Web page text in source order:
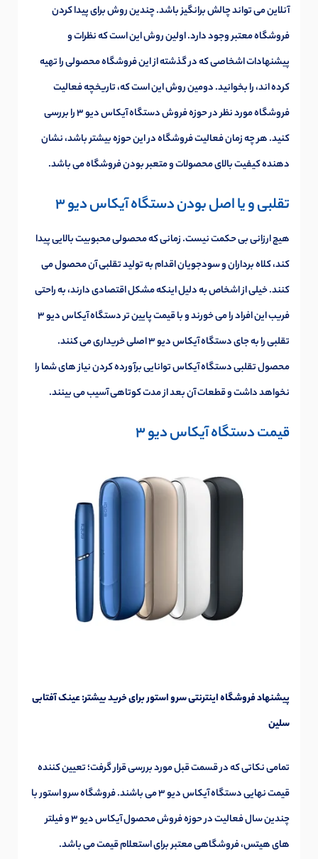
آنلاین می تواند چالش برانگیز باشد. چندین روش برای پیدا کردن
فروشگاه معتبر وجود دارد. اولین روش این است که نظرات و
پیشنهادات اشخاصی که در گذشته از این فروشگاه محصولی را تهیه
کرده اند، را بخوانید. دومین روش این است که، تاریخچه فعالیت
فروشگاه مورد نظر در حوزه فروش دستگاه آیکاس دیو 3 را بررسی
کنید. هر چه زمان فعالیت فروشگاه در این حوزه بیشتر باشد، نشان
دهنده کیفیت بالای محصولات و متعبر بودن فروشگاه می باشد.
تقلبی و یا اصل بودندستگاه آیکاس دیو 3
هیچ ارزانی بی حکمت نیست. زمانی که محصولی محبوبیت بالایی پیدا
کند، کلاه برداران و سودجویان اقدام به تولید تقلبی آن محصول می
کنند. خیلی از اشخاص به دلیل اینکه مشکل اقتصادی دارند، به راحتی
فریب این افراد را می خورند و با قیمت پایین تر دستگاه آیکاس دیو 3
تقلبی را به جای دستگاه آیکاس دیو 3 اصلی خریداری می کنند.
محصول تقلبی دستگاه آیکاس توانایی برآورده کردن نیاز های شما را
نخواهد داشت و قطعات آن بعد از مدت کوتاهی آسیب می بینند.
قیمت دستگاه آیکاس دیو 3
پیشنهاد فروشگاه اینترنتی سرو استور برای خرید بیشتر:عینک آفتابی
سلین
تمامی نکاتی که در قسمت قبل مورد بررسی قرار گرفت؛ تعیین کننده
قیمت نهایی دستگاه آیکاس دیو 3 می باشند. فروشگاه سرو استور با
چندین سال فعالیت در حوزه فروش محصول آیکاس دیو 3 و فیلتر
های هیتس، فروشگاهی معتبر برای استعلام قیمت می باشد.